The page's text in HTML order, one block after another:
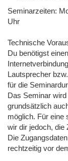
Seminarzeiten:
Uhr
Technische
Du benötigst
Lautsprecher
für die
Das Seminar wird
grundsätzlich
möglich. Für eine
wir dir jedoch, die
Die
rechtzeitig vor